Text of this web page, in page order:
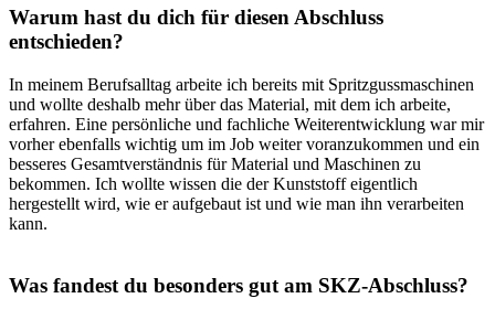
Warum hast du dich für diesen Abschluss
entschieden?
In meinem Berufsalltag arbeite ich bereits mit Spritzgussmaschinen
und wollte deshalb mehr über das Material, mit dem ich arbeite,
erfahren. Eine persönliche und fachliche Weiterentwicklung war mir
vorher ebenfalls wichtig um im Job weiter voranzukommen und ein
besseres Gesamtverständnis für Material und Maschinen zu
bekommen. Ich wollte wissen die der Kunststoff eigentlich
hergestellt wird, wie er aufgebaut ist und wie man ihn verarbeiten
kann.
Was fandest du besonders gut am SKZ-Abschluss?